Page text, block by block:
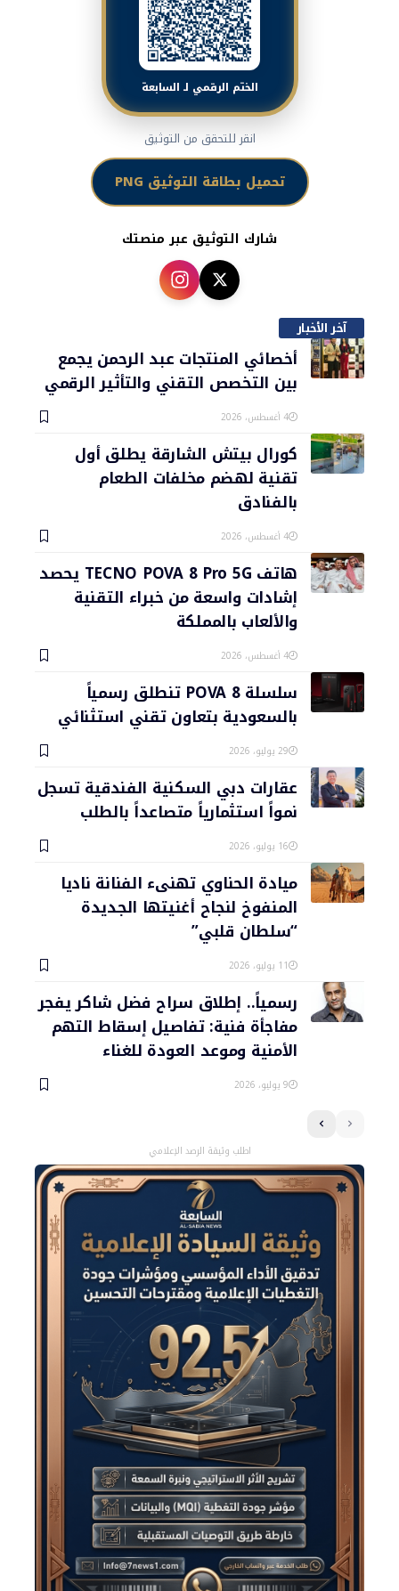
الختم الرقمي لـ السابعة
انقر للتحقق من التوثيق
تحميل بطاقة التوثيق PNG
شارك التوثيق عبر منصتك
آخر الأخبار
أخصائي المنتجات عبد الرحمن يجمع
بين التخصص التقني والتأثير الرقمي
4 أغسطس، 2026
كورال بيتش الشارقة يطلق أول
تقنية لهضم مخلفات الطعام
بالفنادق
4 أغسطس، 2026
هاتف TECNO POVA 8 Pro 5G يحصد
إشادات واسعة من خبراء التقنية
والألعاب بالمملكة
4 أغسطس، 2026
سلسلة POVA 8 تنطلق رسمياً
بالسعودية بتعاون تقني استثنائي
29 يوليو، 2026
عقارات دبي السكنية الفندقية تسجل
نمواً استثمارياً متصاعداً بالطلب
16 يوليو، 2026
ميادة الحناوي تهنىء الفنانة ناديا
المنفوخ لنجاح أغنيتها الجديدة
“سلطان قلبي”
11 يوليو، 2026
رسمياً.. إطلاق سراح فضل شاكر يفجر
مفاجأة فنية: تفاصيل إسقاط التهم
الأمنية وموعد العودة للغناء
9 يوليو، 2026
اطلب وثيقة الرصد الإعلامي